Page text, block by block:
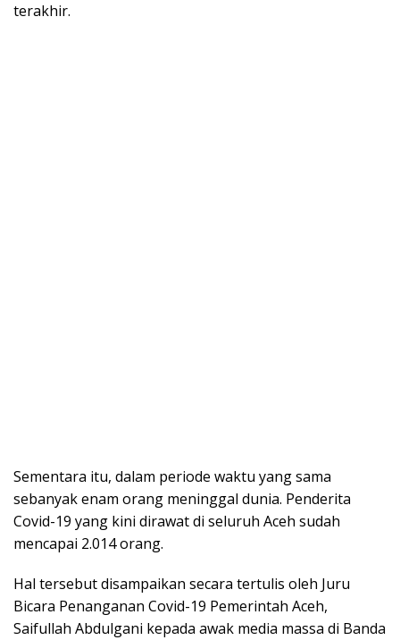
terakhir.
Sementara itu, dalam periode waktu yang sama
sebanyak enam orang meninggal dunia. Penderita
Covid-19 yang kini dirawat di seluruh Aceh sudah
mencapai 2.014 orang.
Hal tersebut disampaikan secara tertulis oleh Juru
Bicara Penanganan Covid-19 Pemerintah Aceh,
Saifullah Abdulgani kepada awak media massa di Banda